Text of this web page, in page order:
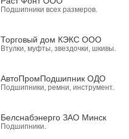
Подшипники всех размеров.
Торговый дом КЭКС ООО
Втулки, муфты, звездочки, шкивы.
АвтоПромПодшипник ОДО
Подшипники, ремни, инструмент.
Белснабэнерго ЗАО Минск
Подшипники.